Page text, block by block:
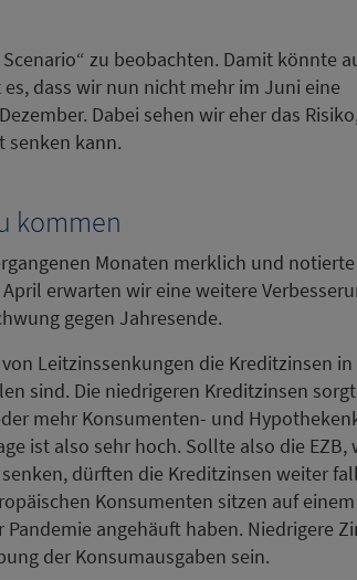
zu beobachten. Damit könnte
dass wir nun nicht mehr im Juni eine
Dabei sehen wir eher das
senken kann.
kommen
Monaten merklich und
erwarten wir eine weitere
gegen Jahresende.
Leitzinssenkungen die Kreditzinsen
sind. Die niedrigeren Kreditzinsen
mehr Konsumenten- und
ist also sehr hoch. Sollte also die EZB,
dürften die Kreditzinsen weiter
Konsumenten sitzen auf
angehäuft haben. Niedrigere
der Konsumausgaben sein.